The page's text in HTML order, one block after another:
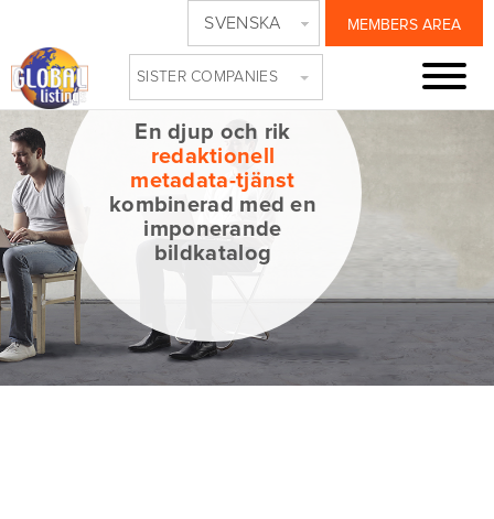
MEMBERS AREA
SVENSKA
SISTER COMPANIES
En djup och rik
redaktionell
metadata-tjänst
kombinerad med en
imponerande
bildkatalog